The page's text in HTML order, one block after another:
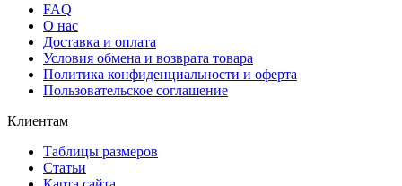
FAQ
О нас
Доставка и оплата
Условия обмена и возврата товара
Политика конфиденциальности и оферта
Пользовательское соглашение
Клиентам
Таблицы размеров
Статьи